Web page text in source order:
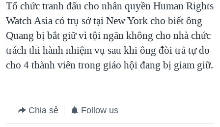
Tổ chức tranh đấu cho nhân quyền Human Rights
Watch Asia có trụ sở tại New York cho biết ông
Quang bị bắt giữ vì tội ngăn không cho nhà chức
trách thi hành nhiệm vụ sau khi ông đòi trả tự do
cho 4 thành viên trong giáo hội đang bị giam giữ.
Chia sẻ Follow us